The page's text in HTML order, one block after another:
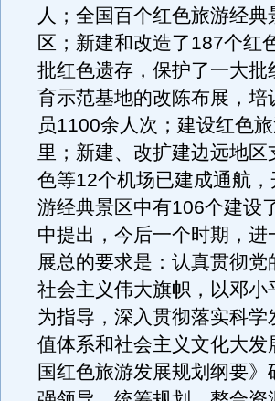
人；全国百个红色旅游经
区；新建和改造了187个红
批红色遗存，保护了一大
育示范基地的改陈布展，
员1100余人次；建设红色
里；新建、改扩建边远地
色等12个机场已建成通航
游经典景区中有106个建设
中提出，今后一个时期，
展总的要求是：认真贯彻
社会主义伟大旗帜，以邓小
为指导，深入贯彻落实科
值体系和社会主义文化大
国红色旅游发展规划纲要